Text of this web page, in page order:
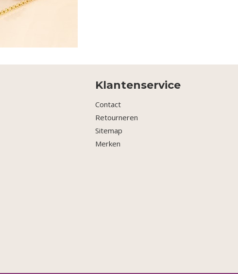
Klantenservice
Contact
Retourneren
Sitemap
Merken